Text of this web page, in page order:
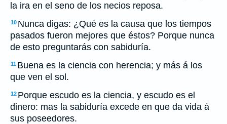
la ira en el seno de los necios reposa.
10 Nunca digas: ¿Qué es la causa que los tiempos
pasados fueron mejores que éstos? Porque nunca
de esto preguntarás con sabiduría.
11 Buena es la ciencia con herencia; y más á los
que ven el sol.
12 Porque escudo es la ciencia, y escudo es el
dinero: mas la sabiduría excede en que da vida á
sus poseedores.